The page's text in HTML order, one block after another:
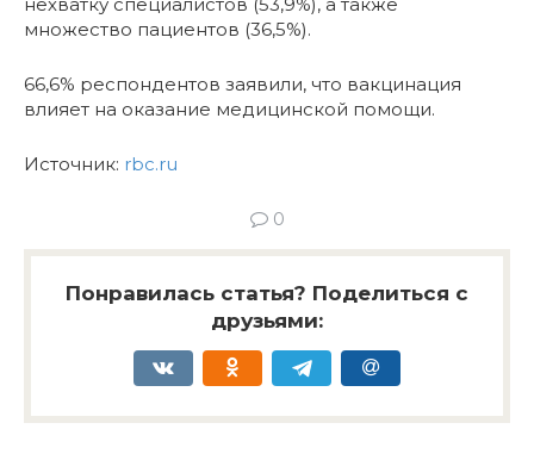
нехватку специалистов (53,9%), а также
множество пациентов (36,5%).
66,6% респондентов заявили, что вакцинация
влияет на оказание медицинской помощи.
Источник: rbc.ru
0
Понравилась статья? Поделиться с
друзьями: